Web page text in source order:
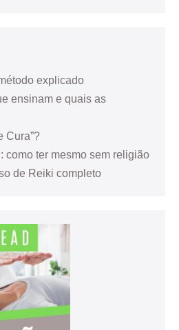
explicado
ensinam e quais as
Cura”?
como ter mesmo sem religião
de Reiki completo